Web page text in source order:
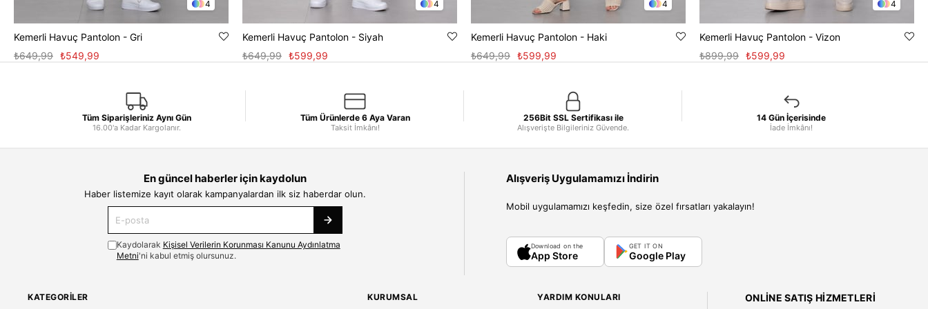
4
Kemerli Havuç Pantolon - Gri
₺549,99
₺649,99
4
Kemerli Havuç Pantolon - Siyah
₺599,99
₺649,99
4
Kemerli Havuç Pantolon - Haki
₺599,99
₺649,99
4
Kemerli Havuç Pantolon - Vizon
₺599,99
₺899,99
Tüm Siparişleriniz Aynı Gün
16.00'a Kadar Kargolanır.
Tüm Ürünlerde 6 Aya Varan
Taksit İmkânı!
256Bit SSL Sertifikası ile
Alışverişte Bilgileriniz Güvende.
14 Gün İçerisinde
İade İmkânı!
En güncel haberler için kaydolun
Haber listemize kayıt olarak kampanyalardan ilk siz haberdar olun.
Kaydolarak Kişisel Verilerin Korunması Kanunu Aydınlatma
Metni'ni kabul etmiş olursunuz.
Alışveriş Uygulamamızı İndirin
Mobil uygulamamızı keşfedin, size özel fırsatları yakalayın!
Download on the
App Store
GET IT ON
Google Play
KATEGORILER KURUMSAL YARDIM KONULARI ONLINE SATIŞ HIZMETLERI